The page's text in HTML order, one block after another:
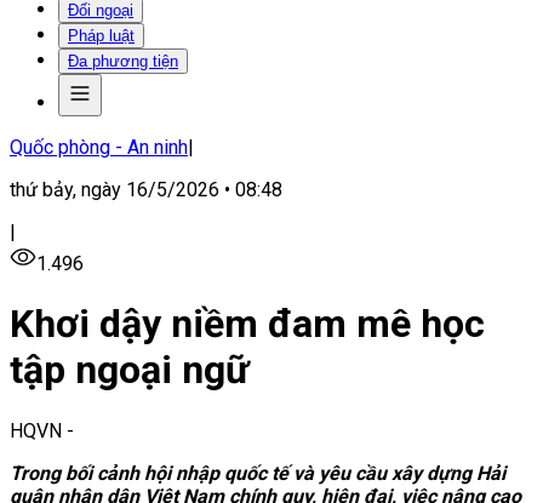
Đối ngoại
Pháp luật
Đa phương tiện
Quốc phòng - An ninh|
thứ bảy, ngày 16/5/2026 • 08:48
|
1.496
Khơi dậy niềm đam mê học
tập ngoại ngữ
HQVN -
Trong bối cảnh hội nhập quốc tế và yêu cầu xây dựng Hải
quân nhân dân Việt Nam chính quy, hiện đại, việc nâng cao